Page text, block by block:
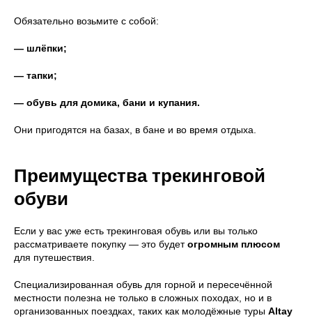
Обязательно возьмите с собой:
— шлёпки;
— тапки;
— обувь для домика, бани и купания.
Они пригодятся на базах, в бане и во время отдыха.
Преимущества трекинговой
обуви
Если у вас уже есть трекинговая обувь или вы только
рассматриваете покупку — это будетогромным плюсом
для путешествия.
Специализированная обувь для горной и пересечённой
местности полезна не только в сложных походах, но и в
организованных поездках, таких как молодёжные туры Altay